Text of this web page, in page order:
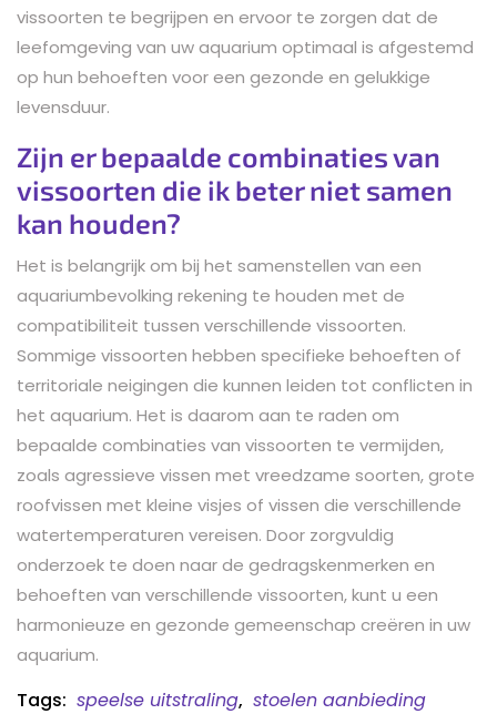
vissoorten te begrijpen en ervoor te zorgen dat de
leefomgeving van uw aquarium optimaal is afgestemd
op hun behoeften voor een gezonde en gelukkige
levensduur.
Zijn er bepaalde combinaties van
vissoorten die ik beter niet samen
kan houden?
Het is belangrijk om bij het samenstellen van een
aquariumbevolking rekening te houden met de
compatibiliteit tussen verschillende vissoorten.
Sommige vissoorten hebben specifieke behoeften of
territoriale neigingen die kunnen leiden tot conflicten in
het aquarium. Het is daarom aan te raden om
bepaalde combinaties van vissoorten te vermijden,
zoals agressieve vissen met vreedzame soorten, grote
roofvissen met kleine visjes of vissen die verschillende
watertemperaturen vereisen. Door zorgvuldig
onderzoek te doen naar de gedragskenmerken en
behoeften van verschillende vissoorten, kunt u een
harmonieuze en gezonde gemeenschap creëren in uw
aquarium.
Tags: speelse uitstraling, stoelen aanbieding